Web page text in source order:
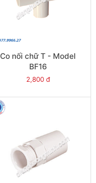
Co nối chữ T - Model
BF16
2,800 đ